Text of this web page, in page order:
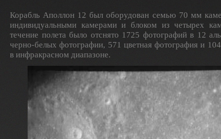
Корабль Аполлон 12 был оборудован семью 70 мм
индивидуальными камерами и блоком из четырех
течение полета было отснято 1725 фотографий в 12
черно-белых фотографии, 571 цветная фотография и
в инфракрасном диапазоне.